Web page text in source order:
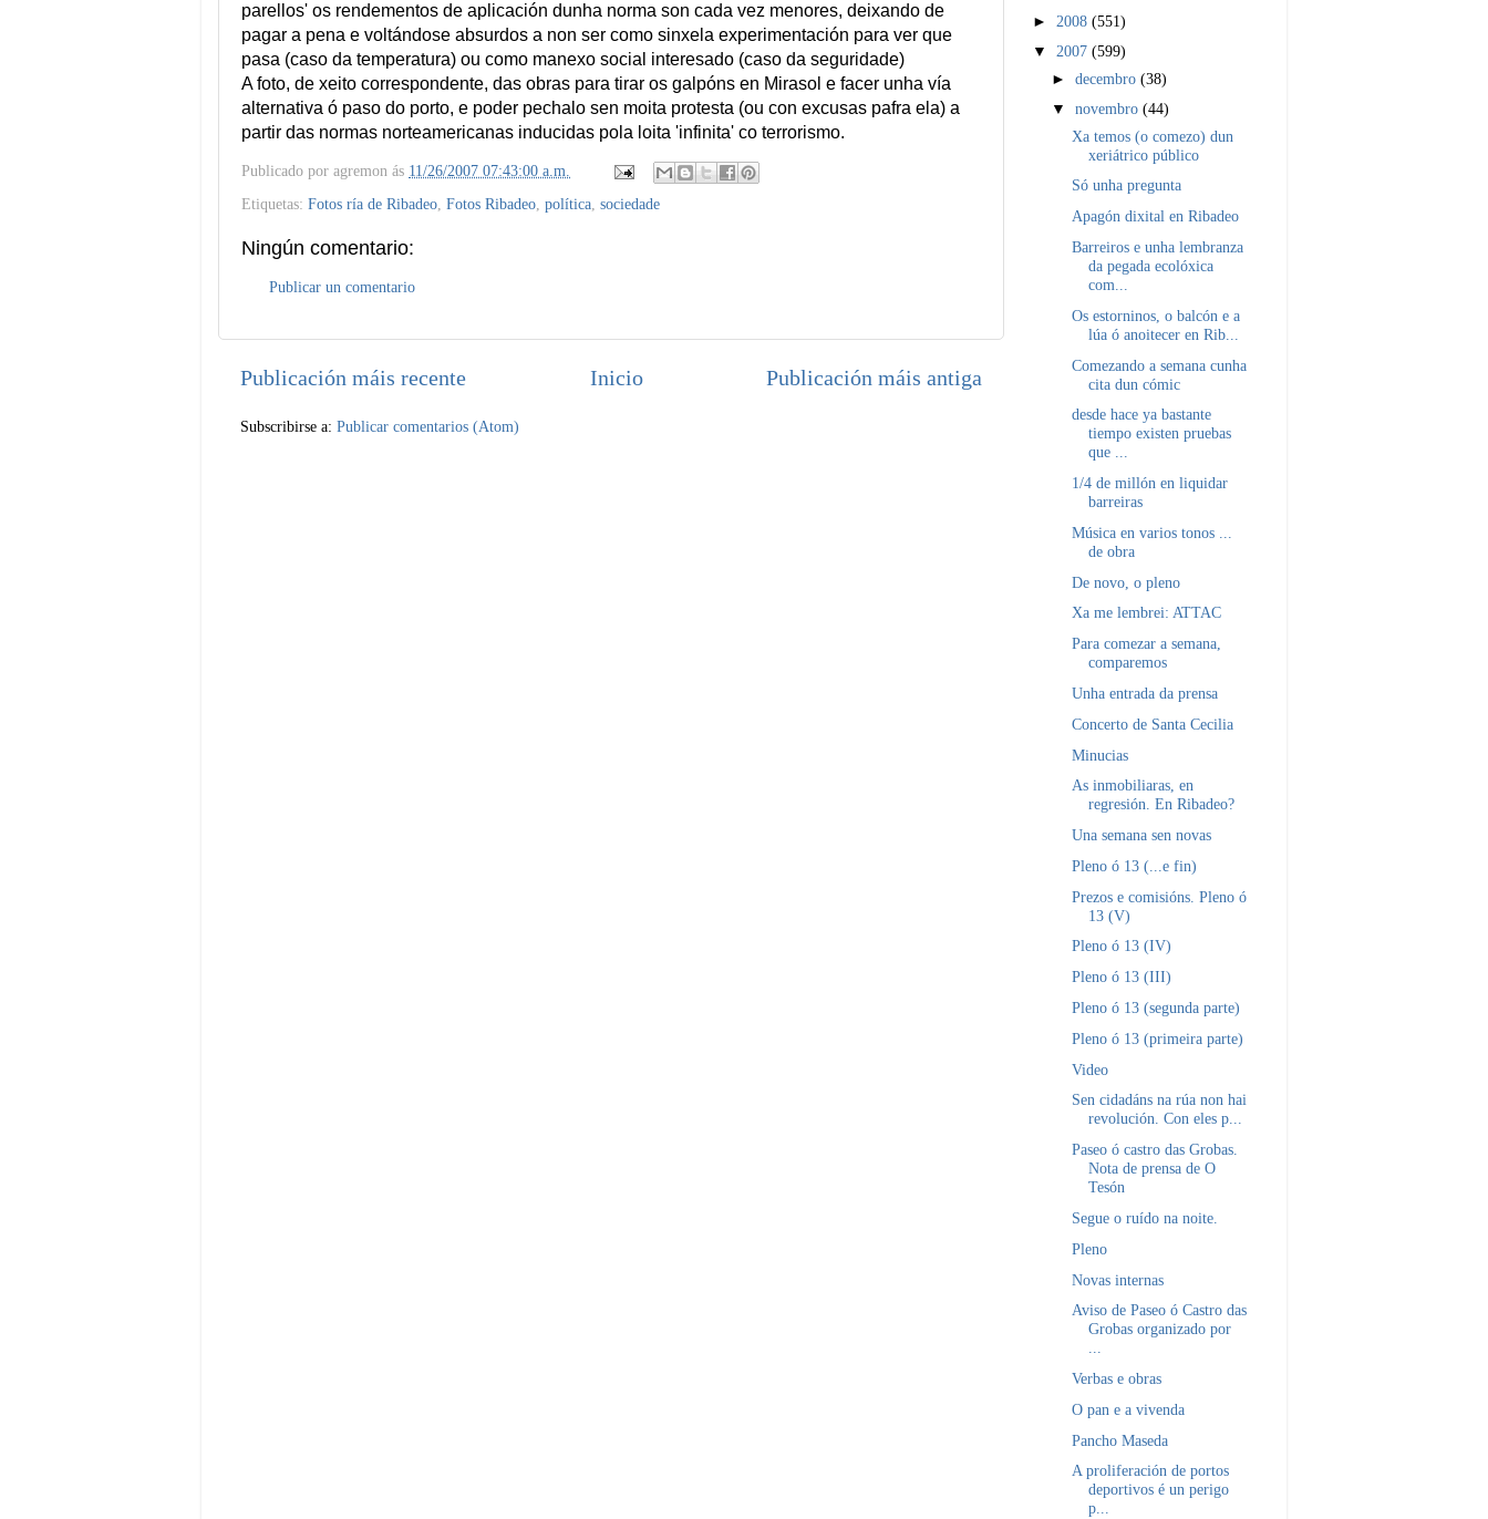
parellos' os rendementos de aplicación dunha norma son cada vez menores, deixando de
pagar a pena e voltándose absurdos a non ser como sinxela experimentación para ver que
pasa (caso da temperatura) ou como manexo social interesado (caso da seguridade)
A foto, de xeito correspondente, das obras para tirar os galpóns en Mirasol e facer unha vía
alternativa ó paso do porto, e poder pechalo sen moita protesta (ou con excusas pafra ela) a
partir das normas norteamericanas inducidas pola loita 'infinita' co terrorismo.
Publicado por agremon ás 11/26/2007 07:43:00 a.m.
Etiquetas: Fotos ría de Ribadeo Fotos Ribadeo política sociedade
Ningún comentario:
Publicar un comentario
Publicación máis recente Publicación máis antiga
Inicio
Subscribirse a: Publicar comentarios (Atom)
► 2008 (551)
▼ 2007 (599)
►decembro(38)
▼novembro(44)
Xa temos (o comezo) dun
xeriátrico público
Só unha pregunta
Apagón dixital en Ribadeo
Barreiros e unha lembranza
da pegada ecolóxica
com...
Os estorninos, o balcón e a
lúa ó anoitecer en Rib...
Comezando a semana cunha
cita dun cómic
desde hace ya bastante
tiempo existen pruebas
que ...
1/4 de millón en liquidar
barreiras
Música en varios tonos ...
de obra
De novo, o pleno
Xa me lembrei: ATTAC
Para comezar a semana,
comparemos
Unha entrada da prensa
Concerto de Santa Cecilia
Minucias
As inmobiliaras, en
regresión. En Ribadeo?
Una semana sen novas
Pleno ó 13 (...e fin)
Prezos e comisións. Pleno ó
13 (V)
Pleno ó 13 (IV)
Pleno ó 13 (III)
Pleno ó 13 (segunda parte)
Pleno ó 13 (primeira parte)
Video
Sen cidadáns na rúa non hai
revolución. Con eles p...
Paseo ó castro das Grobas.
Nota de prensa de O
Tesón
Segue o ruído na noite.
Pleno
Novas internas
Aviso de Paseo ó Castro das
Grobas organizado por
...
Verbas e obras
O pan e a vivenda
Pancho Maseda
A proliferación de portos
deportivos é un perigo
p...